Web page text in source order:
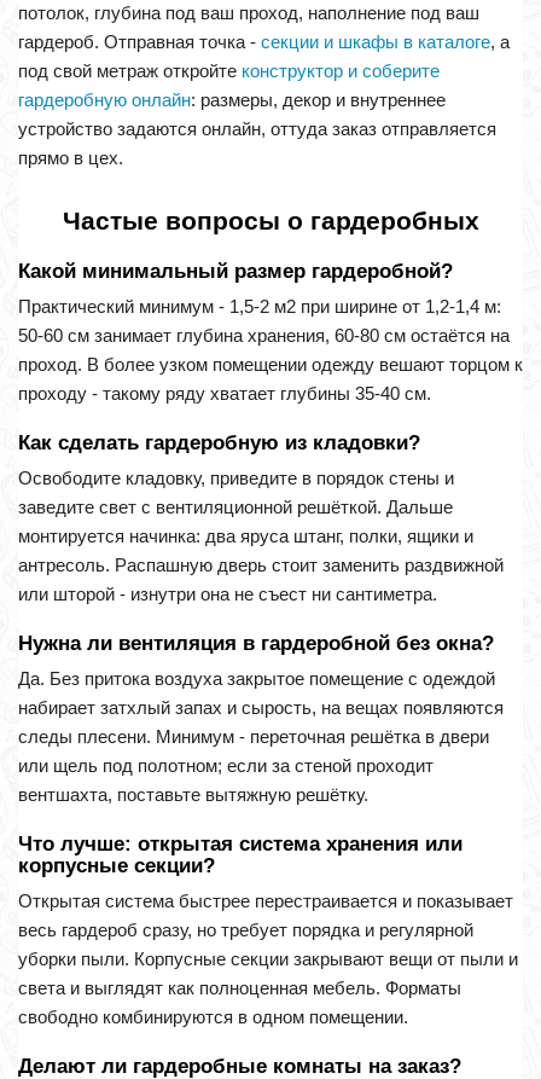
потолок, глубина под ваш проход, наполнение под ваш
гардероб. Отправная точка - секции и шкафы в каталоге, а
под свой метраж откройте конструктор и соберите
гардеробную онлайн: размеры, декор и внутреннее
устройство задаются онлайн, оттуда заказ отправляется
прямо в цех.
Частые вопросы о гардеробных
Какой минимальный размер гардеробной?
Практический минимум - 1,5-2 м2 при ширине от 1,2-1,4 м:
50-60 см занимает глубина хранения, 60-80 см остаётся на
проход. В более узком помещении одежду вешают торцом к
проходу - такому ряду хватает глубины 35-40 см.
Как сделать гардеробную из кладовки?
Освободите кладовку, приведите в порядок стены и
заведите свет с вентиляционной решёткой. Дальше
монтируется начинка: два яруса штанг, полки, ящики и
антресоль. Распашную дверь стоит заменить раздвижной
или шторой - изнутри она не съест ни сантиметра.
Нужна ли вентиляция в гардеробной без окна?
Да. Без притока воздуха закрытое помещение с одеждой
набирает затхлый запах и сырость, на вещах появляются
следы плесени. Минимум - переточная решётка в двери
или щель под полотном; если за стеной проходит
вентшахта, поставьте вытяжную решётку.
Что лучше: открытая система хранения или
корпусные секции?
Открытая система быстрее перестраивается и показывает
весь гардероб сразу, но требует порядка и регулярной
уборки пыли. Корпусные секции закрывают вещи от пыли и
света и выглядят как полноценная мебель. Форматы
свободно комбинируются в одном помещении.
Делают ли гардеробные комнаты на заказ?